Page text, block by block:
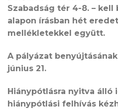
Szabadság tér 4-8. –
alapon írásban hét
mellékletekkel együtt.
A pályázat
június 21.
Hiánypótlásra nyitva álló
hiánypótlási felhívás